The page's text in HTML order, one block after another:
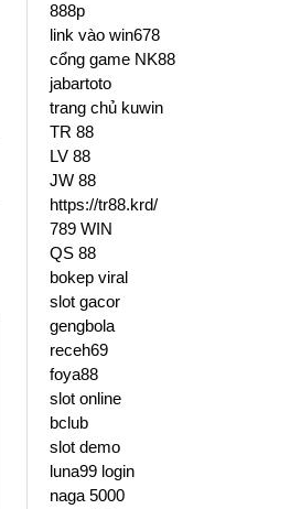
888p
link vào win678
cổng game NK88
jabartoto
trang chủ kuwin
TR 88
LV 88
JW 88
https://tr88.krd/
789 WIN
QS 88
bokep viral
slot gacor
gengbola
receh69
foya88
slot online
bclub
slot demo
luna99 login
naga 5000